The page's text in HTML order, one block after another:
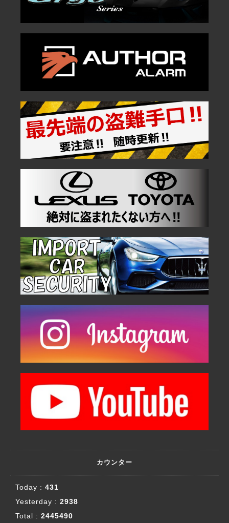
カウンター
Today : 431
Yesterday : 2938
Total : 2445490